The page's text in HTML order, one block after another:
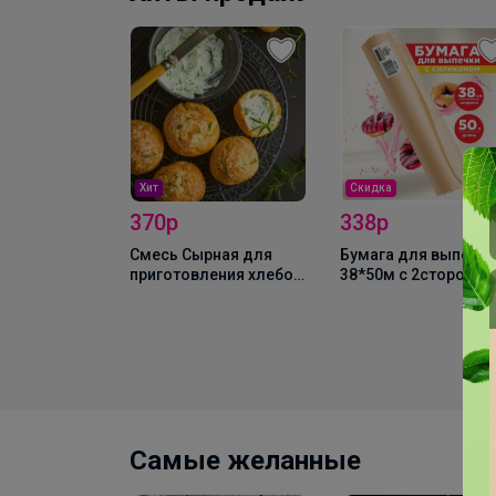
Хит
370р
Смесь Сырная для
приготовления хлебо-
Скидка
338р
Бумага для
38*50м с
силиконизацией
Горница, коричн/
Самые желанные